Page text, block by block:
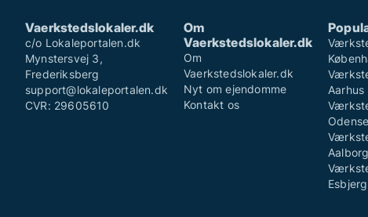
Vaerkstedslokaler.dk
c/o Lokaleportalen.dk
Mynstersvej 3,
Frederiksberg
support@lokaleportalen.dk
CVR: 29605610
Om
Vaerkstedslokaler.dk
Om
Vaerkstedslokaler.dk
Nyt om ejendomme
Kontakt os
Aarhus
Odense
Aalborg
Esbjerg